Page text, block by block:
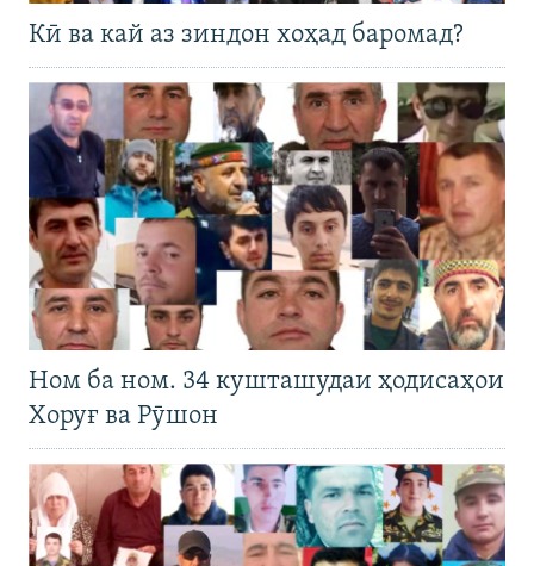
Кӣ ва кай аз зиндон хоҳад баромад?
Ном ба ном. 34 кушташудаи ҳодисаҳои
Хоруғ ва Рӯшон